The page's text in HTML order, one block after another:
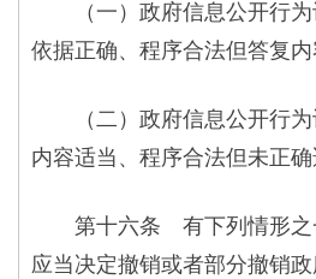
（一）政府信息公开行为
依据正确、程序合法但答复内
（二）政府信息公开行为
内容适当、程序合法但未正确
第十六条 有下列情形之
应当决定撤销或者部分撤销